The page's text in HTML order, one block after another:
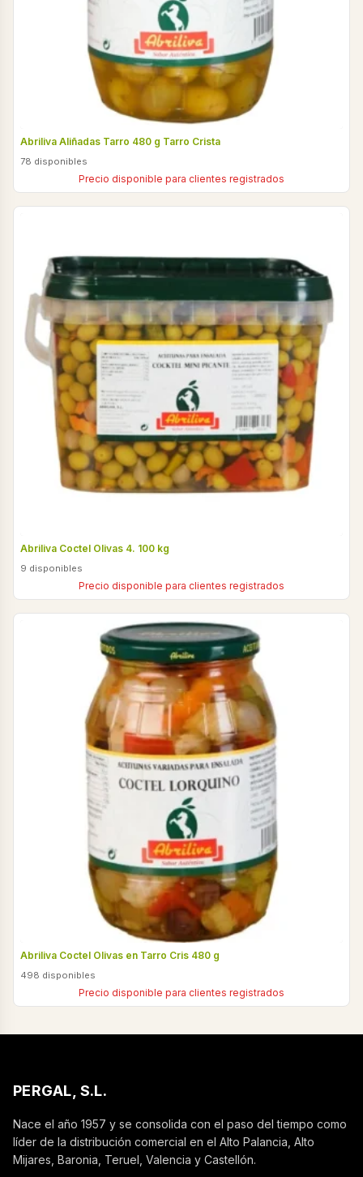
Abriliva Aliñadas Tarro 480 g Tarro Crista
78 disponibles
Precio disponible para clientes registrados
Abriliva Coctel Olivas 4. 100 kg
9 disponibles
Precio disponible para clientes registrados
Abriliva Coctel Olivas en Tarro Cris 480 g
498 disponibles
Precio disponible para clientes registrados
PERGAL, S.L.
Nace el año 1957 y se consolida con el paso del tiempo como
líder de la distribución comercial en el Alto Palancia, Alto
Mijares, Baronia, Teruel, Valencia y Castellón.